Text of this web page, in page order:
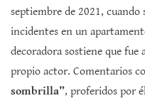
septiembre de 2021, cuando
incidentes en un
decoradora sostiene que
propio actor. Comentarios
sombrilla”, proferidos por